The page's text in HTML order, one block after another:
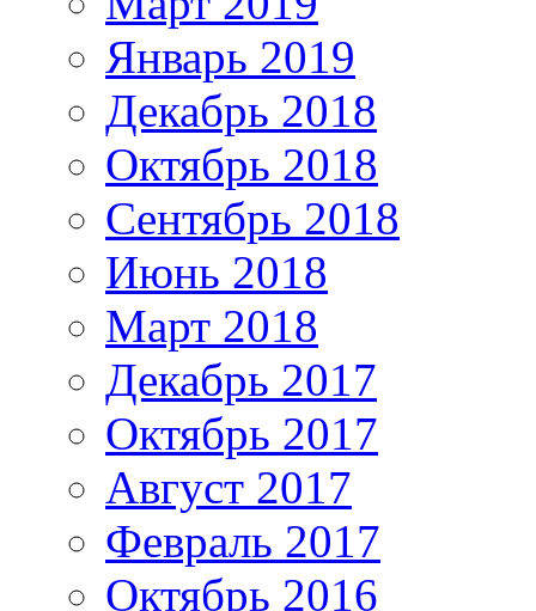
Январь 2019
Декабрь 2018
Октябрь 2018
Сентябрь 2018
Июнь 2018
Март 2018
Декабрь 2017
Октябрь 2017
Август 2017
Февраль 2017
Октябрь 2016